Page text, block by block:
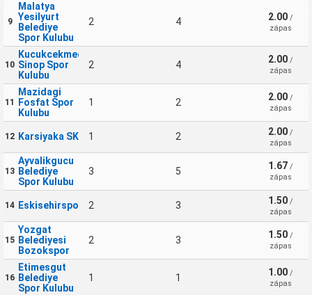
9
Malatya
Yesilyurt
Belediye
Spor Kulubu
2 4 2.00 /
zápas
10
Kucukcekmece
Sinop Spor
Kulubu
2 4 2.00 /
zápas
11
Mazidagi
Fosfat Spor
Kulubu
1 2 2.00 /
zápas
12 Karsiyaka SK 1 2 2.00 /
zápas
13
Ayvalikgucu
Belediye
Spor Kulubu
3 5 1.67 /
zápas
14 Eskisehirspor 2 3 1.50 /
zápas
15
Yozgat
Belediyesi
Bozokspor
2 3 1.50 /
zápas
16
Etimesgut
Belediye
Spor Kulubu
1 1 1.00 /
zápas